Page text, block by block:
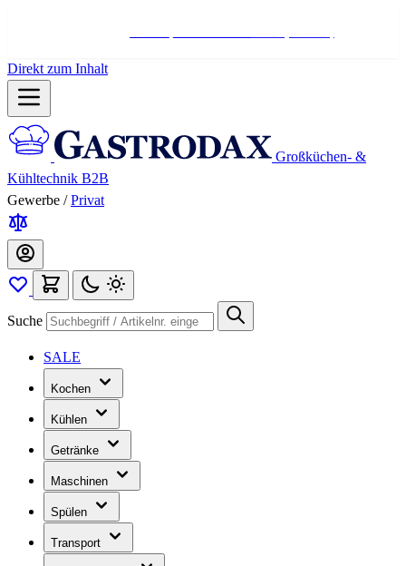
Direkt zum Inhalt
Großküchen- &
Kühltechnik B2B
Gewerbe / Privat
Suche
SALE
Kochen
Kühlen
Getränke
Maschinen
Spülen
Transport